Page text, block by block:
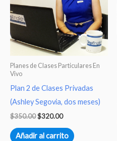
Planes de Clases Particulares En
Vivo
Plan 2 de Clases Privadas
(Ashley Segovia, dos meses)
$350.00$320.00
Añadir al carrito